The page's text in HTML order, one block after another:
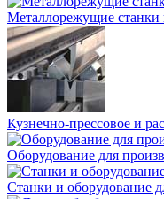
Металлорежущие станки
Кузнечно-прессовое и
Оборудование для
Станки и оборудование